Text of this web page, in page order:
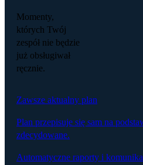
Momenty,
których Twój
zespół nie będzie
już obsługiwał
ręcznie.
Zawsze aktualny plan
Plan przepisuje się sam na
zdecydowane.
Automatyczne raporty i